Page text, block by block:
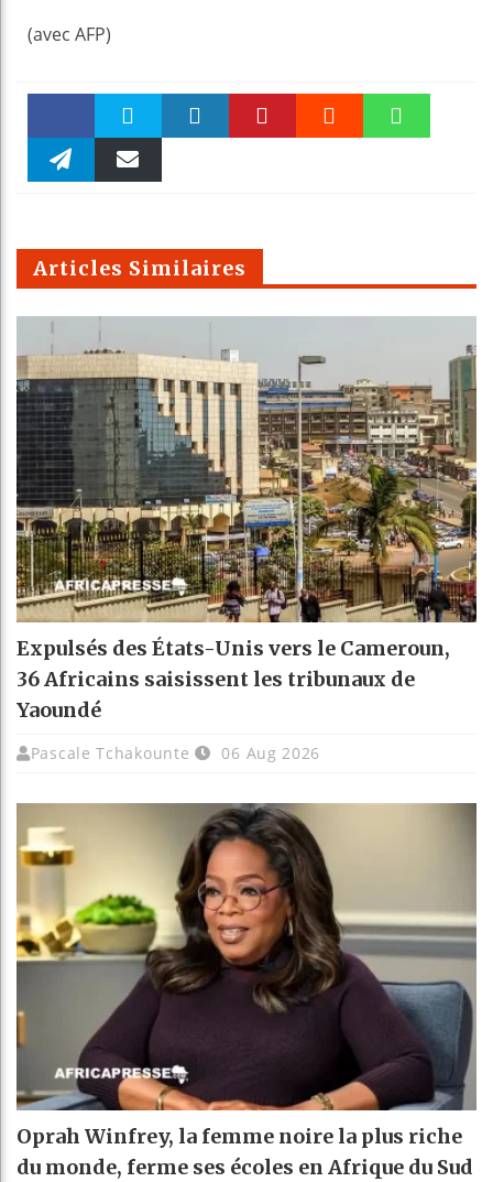
(avec AFP)
Faceboo Twitter
m
Articles Similaires
Expulsés des États-Unis vers le Cameroun,
36 Africains saisissent les tribunaux de
Yaoundé
Pascale Tchakounte 06 Aug 2026
Oprah Winfrey, la femme noire la plus riche
du monde, ferme ses écoles en Afrique du Sud